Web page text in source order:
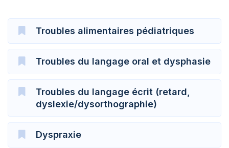
Troubles alimentaires pédiatriques
Troubles du langage oral et dysphasie
Troubles du langage écrit (retard,
dyslexie/dysorthographie)
Dyspraxie